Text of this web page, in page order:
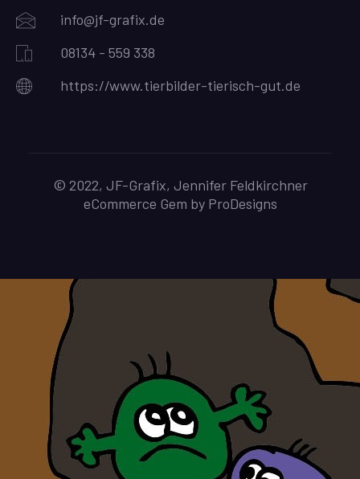
info@jf-grafix.de
08134 - 559 338
https://www.tierbilder-tierisch-gut.de
© 2022, JF-Grafix, Jennifer Feldkirchner
eCommerce Gem by ProDesigns